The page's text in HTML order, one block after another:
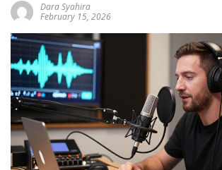
Dara Syahira
February 15, 2026